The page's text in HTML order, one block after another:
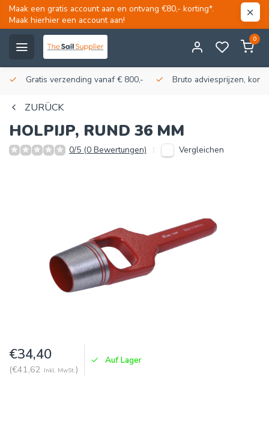
Maak een gratis account aan en ontvang €80,- korting*.
Maak hierhier een account aan!
0
Gratis verzending vanaf € 800,- Bruto adviesprijzen,
ZURÜCK
HOLPIJP, RUND 36 MM
0/5 (0 Bewertungen) Vergleichen
€34,40
(€41,62 Inkl. MwSt.)
Auf Lager